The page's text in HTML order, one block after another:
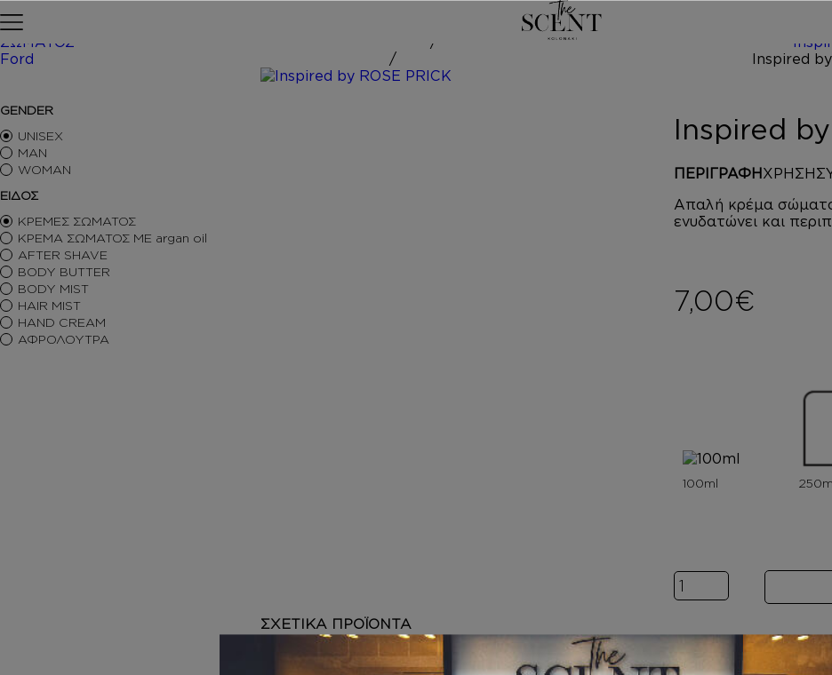
ΑΦΡΟΛΟΥΤΡΑ
ΚΡΕΜΕΣ ΣΩΜΑΤΟΣ
BODY BUTTER
BODY MIST
HAIR MIST
BODY SORBET – AFTER SUN
HAIR OILS
SHIMMERING BODY OIL
SKINCARE
ΑΝΤΙΣΗΠΤΙΚΑ
ΑΡΩΜΑΤΙΚΑ ΚΕΡΙΑ – DIFFUSERS
SETS
/
ΠΕΡΙΠΟΙΗΣΗ
/
ΣΩΜΑΤΟΣ /
Ford / Inspired by ROSE
Inspired
ΠΕΡΙΓΡΑΦΗ ΧΡΗΣΗ
Απαλή κρέμα
ενυδατώνει και
7,00€
GENDER
UNISEX
MAN
WOMAN
ΕΙΔΟΣ
ΚΡΕΜΕΣ ΣΩΜΑΤΟΣ
ΚΡΕΜΑ ΣΩΜΑΤΟΣ ΜΕ argan oil
AFTER SHAVE
BODY BUTTER
BODY MIST
HAIR MIST
HAND CREAM
ΑΦΡΟΛΟΥΤΡΑ
Inspired by ROSE
ΣΧΕΤΙΚΑ ΠΡΟΪΟΝΤΑ